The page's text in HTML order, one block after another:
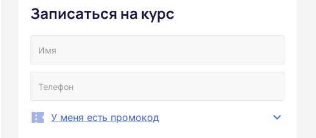
Записаться на курс
У меня есть промокод